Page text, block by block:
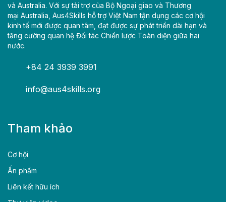
và Australia. Với sự tài trợ của Bộ Ngoại giao và Thương
mại Australia, Aus4Skills hỗ trợ Việt Nam tận dụng các cơ hội
kinh tế mới được quan tâm, đạt được sự phát triển dài hạn và
tăng cường quan hệ Đối tác Chiến lược Toàn diện giữa hai
nước.
+84 24 3939 3991
info@aus4skills.org
Tham khảo
Cơ hội
Ấn phẩm
Liên kết hữu ích